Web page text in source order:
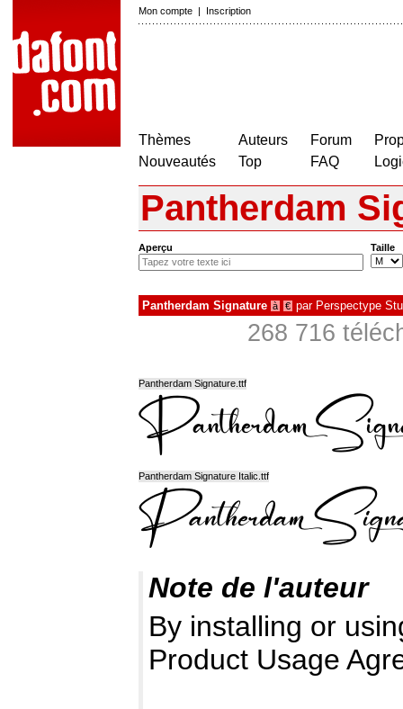
Mon compte | Inscription
Thèmes
Nouveautés
Auteurs
Top
Forum
FAQ
Pantherdam
Aperçu Taille
Pantherdam Signature à € par Perspectype
268 716
Pantherdam Signature.ttf
Pantherdam Signature Italic.ttf
Note de l'auteur
By installing or
Product Usage